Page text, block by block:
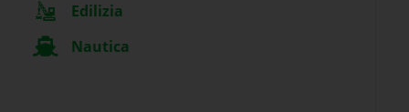
Edilizia
Nautica